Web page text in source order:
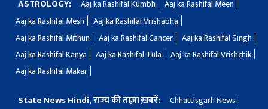
ASTROLOGY: Aaj ka Rashifal Kumbh
Aaj ka Rashifal Meen
Aaj ka Rashifal Mesh
Aaj ka Rashifal Vrishabha
Aaj ka Rashifal Mithun
Aaj ka Rashifal Cancer
Aaj ka Rashifal Singh
Aaj ka Rashifal Kanya
Aaj ka Rashifal Tula
Aaj ka Rashifal Vrishchik
Aaj ka Rashifal Makar
State News Hindi, राज्य की ताज़ा ख़बरें:
Chhattisgarh News